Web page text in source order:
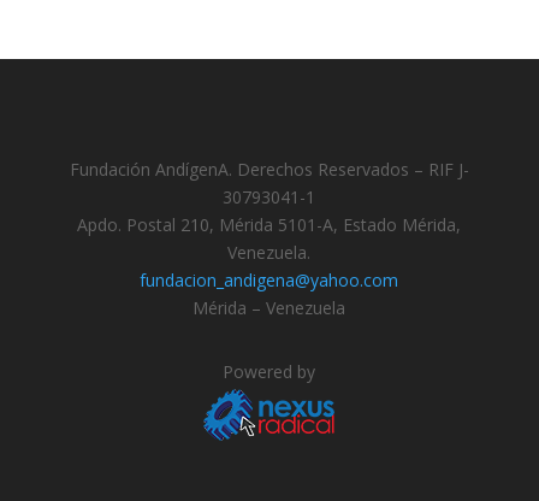
Fundación AndígenA. Derechos Reservados – RIF J-
30793041-1
Apdo. Postal 210, Mérida 5101-A, Estado Mérida,
Venezuela.
fundacion_andigena@yahoo.com
Mérida – Venezuela
Powered by